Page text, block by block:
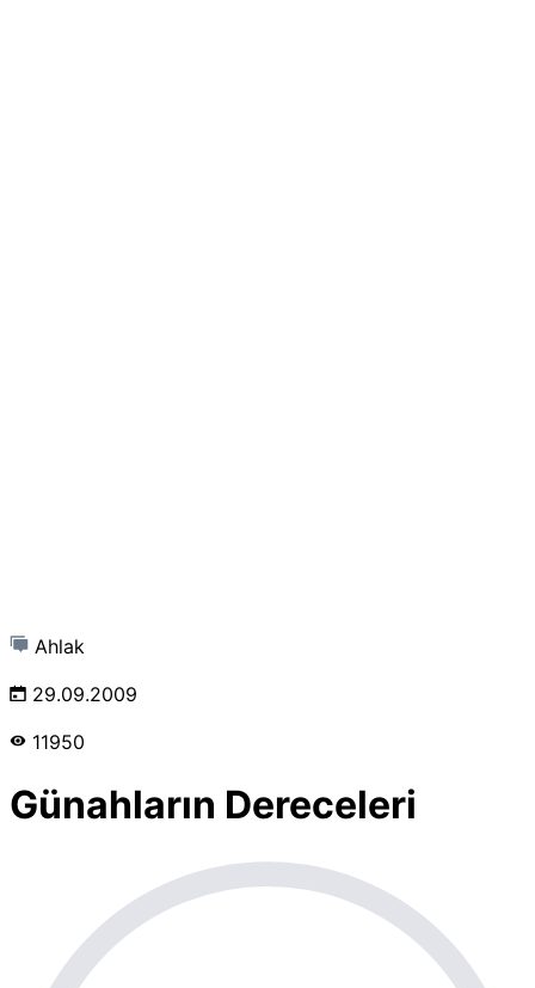
Ahlak
29.09.2009
11950
Günahların Dereceleri